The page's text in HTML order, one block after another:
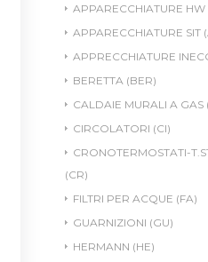
APPARECCHIATURE HW
APPARECCHIATURE SIT
APPRECCHIATURE
BERETTA (BER)
CALDAIE MURALI A GAS
CIRCOLATORI (CI)
CRONOTERMOSTATI-
(CR)
FILTRI PER ACQUE (FA)
GUARNIZIONI (GU)
HERMANN (HE)